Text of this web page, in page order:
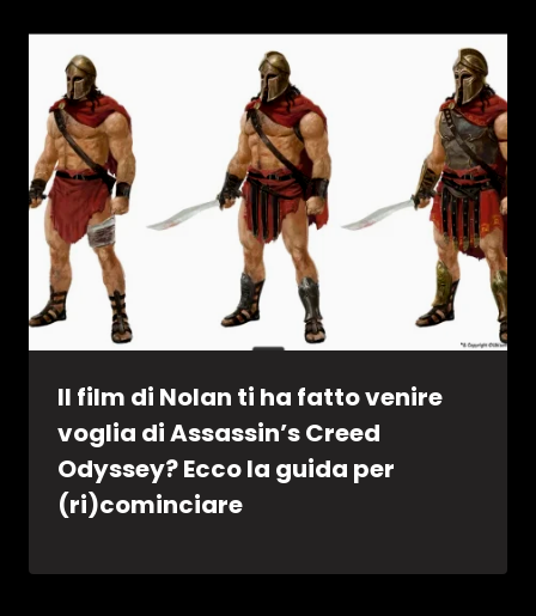
Il film di Nolan ti ha fatto venire
voglia di Assassin’s Creed
Odyssey? Ecco la guida per
(ri)cominciare